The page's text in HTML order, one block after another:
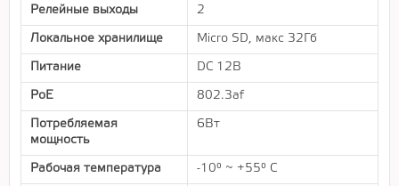
Релейные выходы 2
Локальное хранилище Micro SD, макс 32Гб
Питание DC 12В
PoE 802.3af
Потребляемая
мощность
6Вт
Рабочая температура -10° ~ +55° С